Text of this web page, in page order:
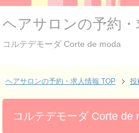
ヘアサロンの予約・
コルテデモーダ Corte de moda
ヘアサロンの予約・求人情報 TOP 投
コルテデモーダ Corte de